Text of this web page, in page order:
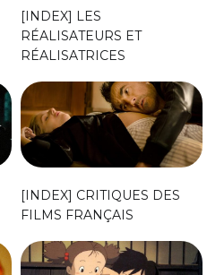
[INDEX] LES
RÉALISATEURS ET
RÉALISATRICES
[INDEX] CRITIQUES DES
FILMS FRANÇAIS